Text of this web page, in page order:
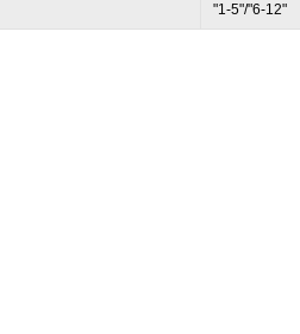
"1-5"/"6-12"